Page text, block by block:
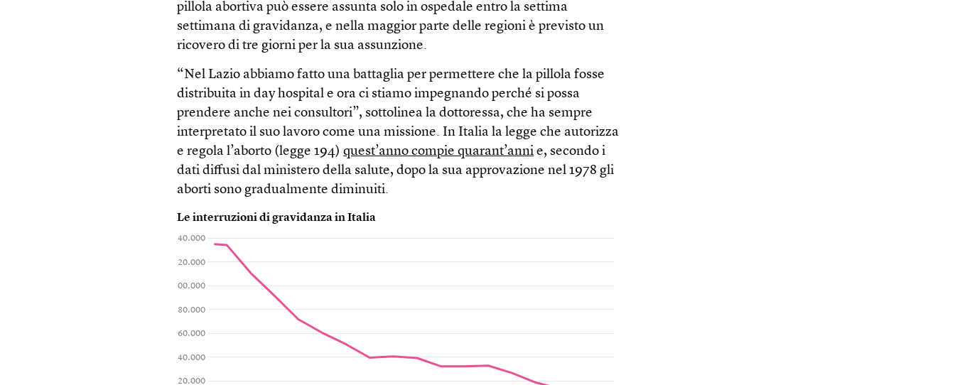
pillola abortiva può essere assunta solo in ospedale entro la settima
settimana di gravidanza, e nella maggior parte delle regioni è previsto un
ricovero di tre giorni per la sua assunzione.
“Nel Lazio abbiamo fatto una battaglia per permettere che la pillola fosse
distribuita in day hospital e ora ci stiamo impegnando perché si possa
prendere anche nei consultori”, sottolinea la dottoressa, che ha sempre
interpretato il suo lavoro come una missione. In Italia la legge che autorizza
e regola l’aborto (legge 194)quest’anno compie quarant’anni e, secondo i
dati diffusi dal ministero della salute, dopo la sua approvazione nel 1978 gli
aborti sono gradualmente diminuiti.